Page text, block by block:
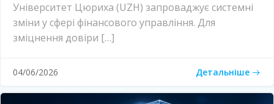
Університет Цюриха (UZH) запроваджує системні
зміни у сфері фінансового управління. Для
зміцнення довіри […]
04/06/2026 Детальніше